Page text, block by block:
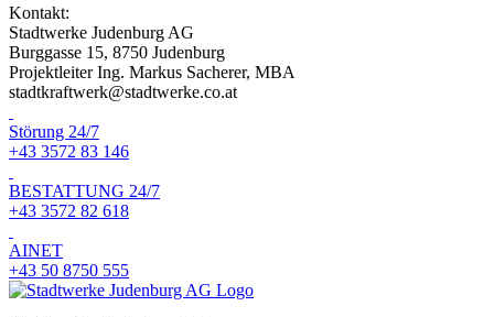
Kontakt:
Stadtwerke Judenburg AG
Burggasse 15, 8750 Judenburg
Projektleiter Ing. Markus Sacherer, MBA
stadtkraftwerk@stadtwerke.co.at
Störung 24/7
+43 3572 83 146
BESTATTUNG 24/7
+43 3572 82 618
AINET
+43 50 8750 555